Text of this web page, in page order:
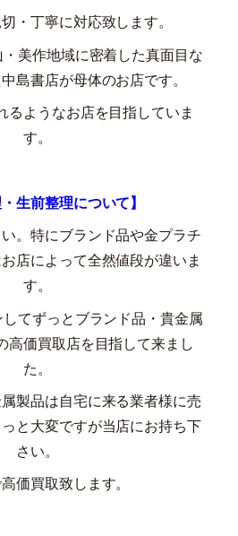
・丁寧に対応致します。
美作地域に密着した真面目な
島書店が母体のお店です。
ようなお店を目指していま
す。
・生前整理について】
。特にブランド品や金プラチ
店によって全然値段が違いま
す。
てずっとブランド品・貴金属
高価買取店を目指して来まし
た。
製品は自宅に来る業者様に売
と大変ですが当店にお持ち下
さい。
価買取致します。